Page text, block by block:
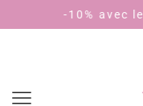
le code BIENVENUE